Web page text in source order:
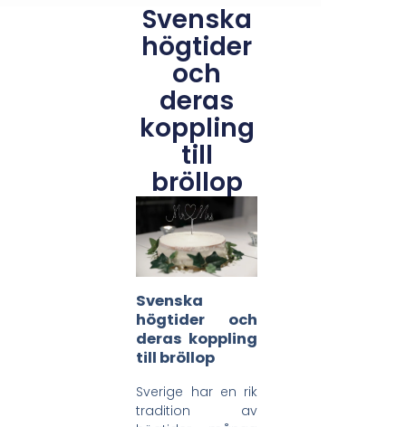
Svenska
högtider
och
deras
koppling
till
bröllop
Svenska
högtider och
deras koppling
till bröllop
Sverige har en rik
tradition av